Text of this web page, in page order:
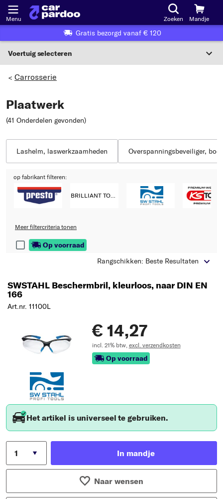
Menu Zoeken Mandje
Gratis bezorgd vanaf € 120
Voertuig selecteren
Of selecteer voertuig volgens criteria:
Selecteer model
> Carrosserie
Plaatwerk
(41 Onderdelen gevonden)
Lashelm, laswerkzaamheden Overspanningsbeveiliger,
op fabrikant filteren:
BRILLIANT TOOLS
Meer filtercriteria tonen
Op voorraad
Rangschikken: Beste Resultaten
SWSTAHL Beschermbril, kleurloos, naar DIN EN
166
Art.nr. 11100L
€ 14,27
incl. 21% btw, excl. verzendkosten
Op voorraad
Het artikel is universeel te gebruiken.
In mandje
Naar wensen